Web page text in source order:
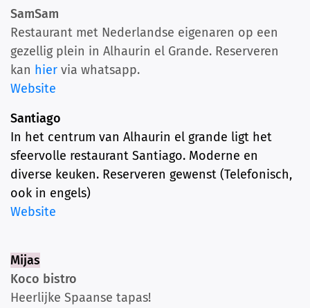
SamSam
Restaurant met Nederlandse eigenaren op een
gezellig plein in Alhaurin el Grande. Reserveren
kan hier via whatsapp.
Website
Santiago
In het centrum van Alhaurin el grande ligt het
sfeervolle restaurant Santiago. Moderne en
diverse keuken. Reserveren gewenst (Telefonisch,
ook in engels)
Website
Mijas
Koco bistro
Heerlijke Spaanse tapas!